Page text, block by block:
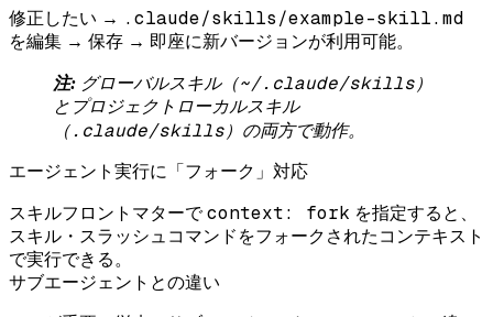
修正したい → .claude/skills/example-skill.md
を編集 → 保存 → 即座に新バージョンが利用可能。
注: グローバルスキル（~/.claude/skills ）
とプロジェクトローカルスキル
（ .claude/skills ）の両方で動作。
エージェント実行に「フォーク」対応
スキルフロントマターでcontext: fork を指定すると、
スキル・スラッシュコマンドをフォークされたコンテキスト
で実行できる。
サブエージェントとの違い